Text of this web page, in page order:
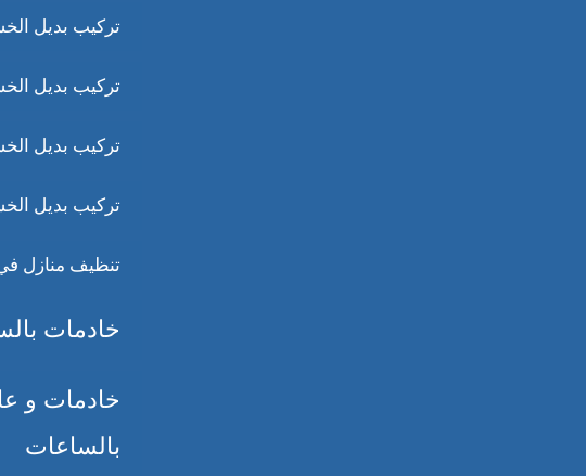
تركيب بديل
تركيب بديل
تركيب بديل
تركيب بديل
تنظيف منازل
خادمات
خادمات و
بالساعات